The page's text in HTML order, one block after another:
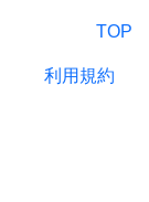
TOP
利用規約